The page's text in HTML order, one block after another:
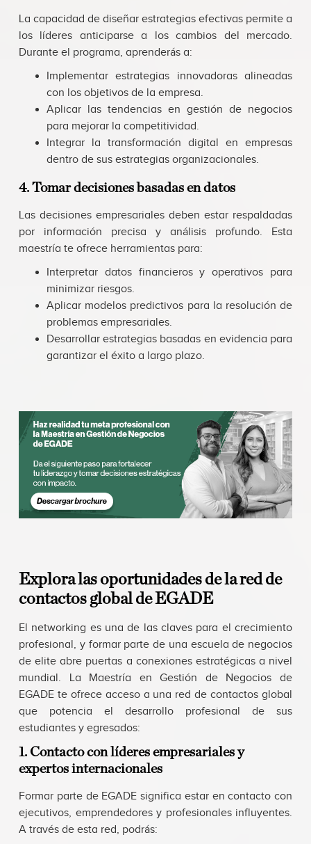
La capacidad de diseñar estrategias efectivas permite a
los líderes anticiparse a los cambios del mercado.
Durante el programa, aprenderás a:
Implementar estrategias innovadoras alineadas
con los objetivos de la empresa.
Aplicar las tendencias en gestión de negocios
para mejorar la competitividad.
Integrar la transformación digital en empresas
dentro de sus estrategias organizacionales.
4. Tomar decisiones basadas en datos
Las decisiones empresariales deben estar respaldadas
por información precisa y análisis profundo. Esta
maestría te ofrece herramientas para:
Interpretar datos financieros y operativos para
minimizar riesgos.
Aplicar modelos predictivos para la resolución de
problemas empresariales.
Desarrollar estrategias basadas en evidencia para
garantizar el éxito a largo plazo.
Explora las oportunidades de la red de
contactos global de EGADE
El networking es una de las claves para el crecimiento
profesional, y formar parte de una escuela de negocios
de elite abre puertas a conexiones estratégicas a nivel
mundial. La Maestría en Gestión de Negocios de
EGADE te ofrece acceso a una red de contactos global
que potencia el desarrollo profesional de sus
estudiantes y egresados:
1. Contacto con líderes empresariales y
expertos internacionales
Formar parte de EGADE significa estar en contacto con
ejecutivos, emprendedores y profesionales influyentes.
A través de esta red, podrás: